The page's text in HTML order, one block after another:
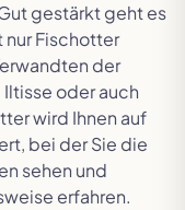
gestärkt geht es
nur Fischotter
der
Iltisse oder auch
wird Ihnen auf
bei der Sie die
sehen und
erfahren.